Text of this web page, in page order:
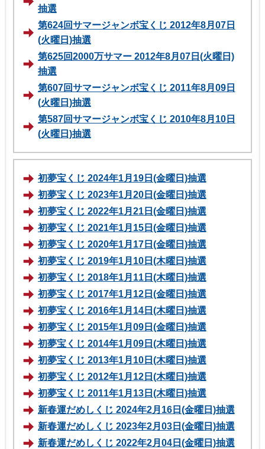
抽選
第624回サマージャンボ宝くじ 2012年8月07日
(火曜日)抽選
第625回2000万サマー 2012年8月07日(火曜日)
抽選
第607回サマージャンボ宝くじ 2011年8月09日
(火曜日)抽選
第587回サマージャンボ宝くじ 2010年8月10日
(火曜日)抽選
初夢宝くじ 2024年1月19日(金曜日)抽選
初夢宝くじ 2023年1月20日(金曜日)抽選
初夢宝くじ 2022年1月21日(金曜日)抽選
初夢宝くじ 2021年1月15日(金曜日)抽選
初夢宝くじ 2020年1月17日(金曜日)抽選
初夢宝くじ 2019年1月10日(木曜日)抽選
初夢宝くじ 2018年1月11日(木曜日)抽選
初夢宝くじ 2017年1月12日(金曜日)抽選
初夢宝くじ 2016年1月14日(木曜日)抽選
初夢宝くじ 2015年1月09日(金曜日)抽選
初夢宝くじ 2014年1月09日(木曜日)抽選
初夢宝くじ 2013年1月10日(木曜日)抽選
初夢宝くじ 2012年1月12日(木曜日)抽選
初夢宝くじ 2011年1月13日(木曜日)抽選
新春運だめしくじ 2024年2月16日(金曜日)抽選
新春運だめしくじ 2023年2月03日(金曜日)抽選
新春運だめしくじ 2022年2月04日(金曜日)抽選